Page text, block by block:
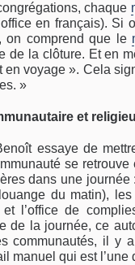
chaque
en français). Si
on comprend que le
de la clôture. Et en
voyage ». Cela
»
et
essaye de
se
dans une
du matin),
et l’office de
de la journée, ce
communautés, il y
manuel qui est